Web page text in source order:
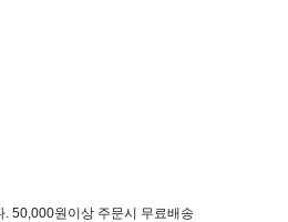
50,000원이상 주문시 무료배송